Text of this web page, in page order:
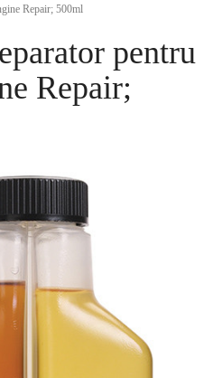
Repair; 500ml
pentru
Repair;